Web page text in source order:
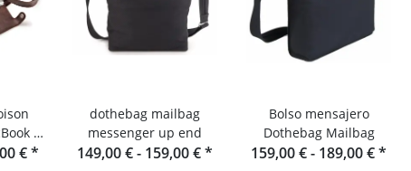
-
de
€*
dothebag mailbag
messenger up end
149,00 € - 159,00 €*
Bolso mensajero
Dothebag Mailbag
159,00 € - 189,00 €*